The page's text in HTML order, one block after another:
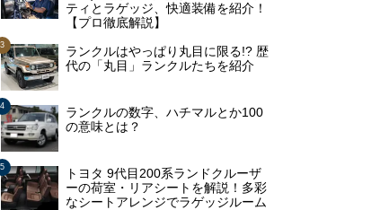
ティとラゲッジ、快適装備を紹介！
【プロ徹底解説】
ランクルはやっぱり丸目に限る!? 歴
代の「丸目」ランクルたちを紹介
ランクルの数字、ハチマルとか100
の意味とは？
トヨタ 9代目200系ランドクルーザ
ーの荷室・リアシートを解説！多彩
なシートアレンジでラゲッジルーム